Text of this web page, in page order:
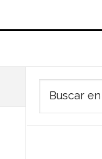
Barra
lateral